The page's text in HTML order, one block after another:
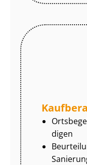
di­gen